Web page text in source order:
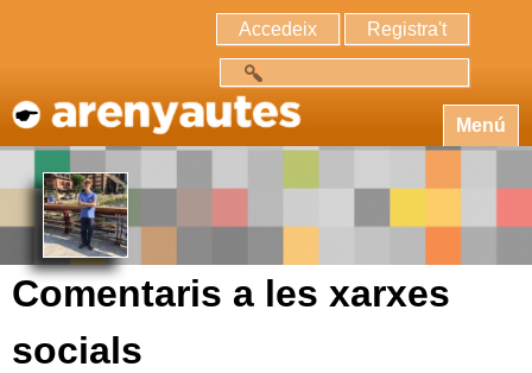
Accedeix Registra't
Menú
Comentaris a les xarxes
socials